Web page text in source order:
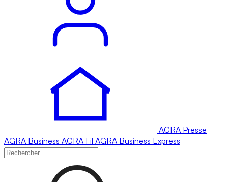
AGRA Presse
AGRA Business AGRA Fil AGRA Business Express